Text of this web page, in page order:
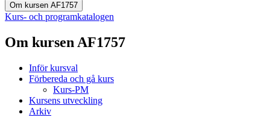
Om kursen AF1757
Kurs- och programkatalogen
Om kursen AF1757
Inför kursval
Förbereda och gå kurs
Kurs-PM
Kursens utveckling
Arkiv